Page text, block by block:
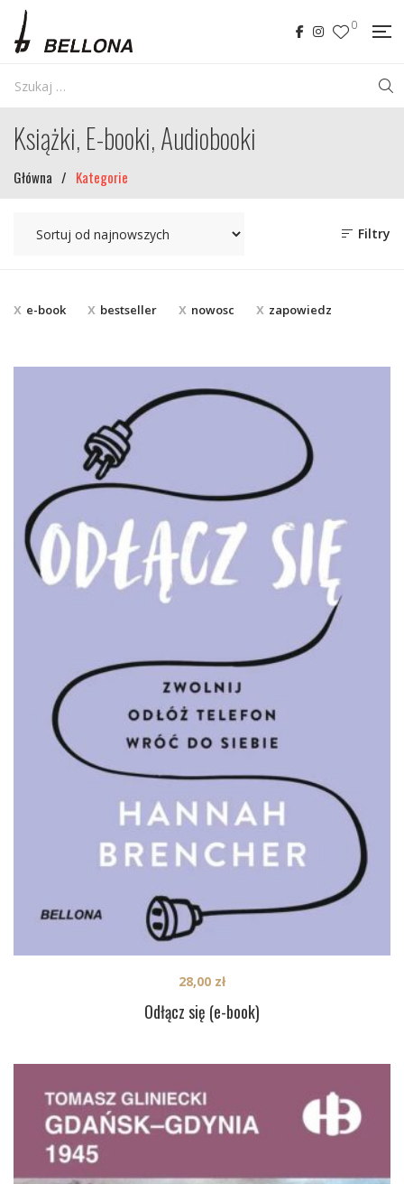
0
Książki, E-booki, Audiobooki
Główna / Kategorie
Filtry
e-book bestseller nowosc zapowiedz
Odłącz się (e-book)
28,00 zł